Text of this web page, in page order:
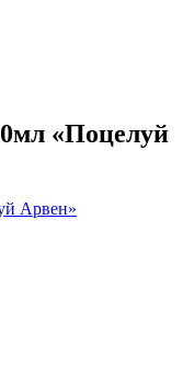
«Поцелуй